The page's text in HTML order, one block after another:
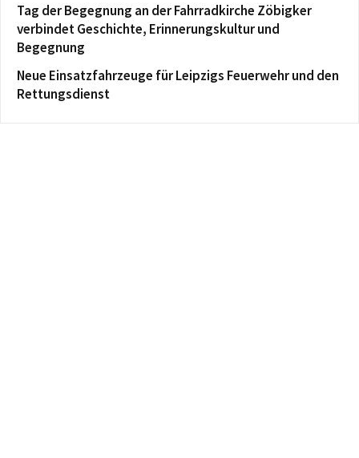
Tag der Begegnung an der Fahrradkirche Zöbigker
verbindet Geschichte, Erinnerungskultur und
Begegnung
Neue Einsatzfahrzeuge für Leipzigs Feuerwehr und den
Rettungsdienst